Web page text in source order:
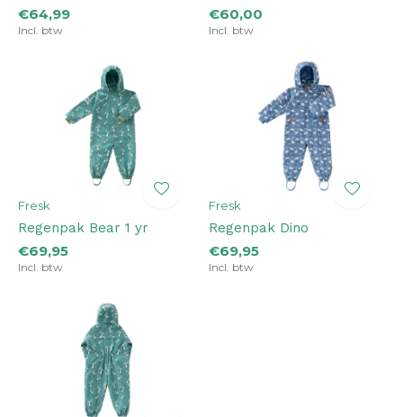
€64,99
Incl. btw
€60,00
Incl. btw
Fresk
Regenpak Bear 1 yr
€69,95
Incl. btw
Fresk
Regenpak Dino
€69,95
Incl. btw